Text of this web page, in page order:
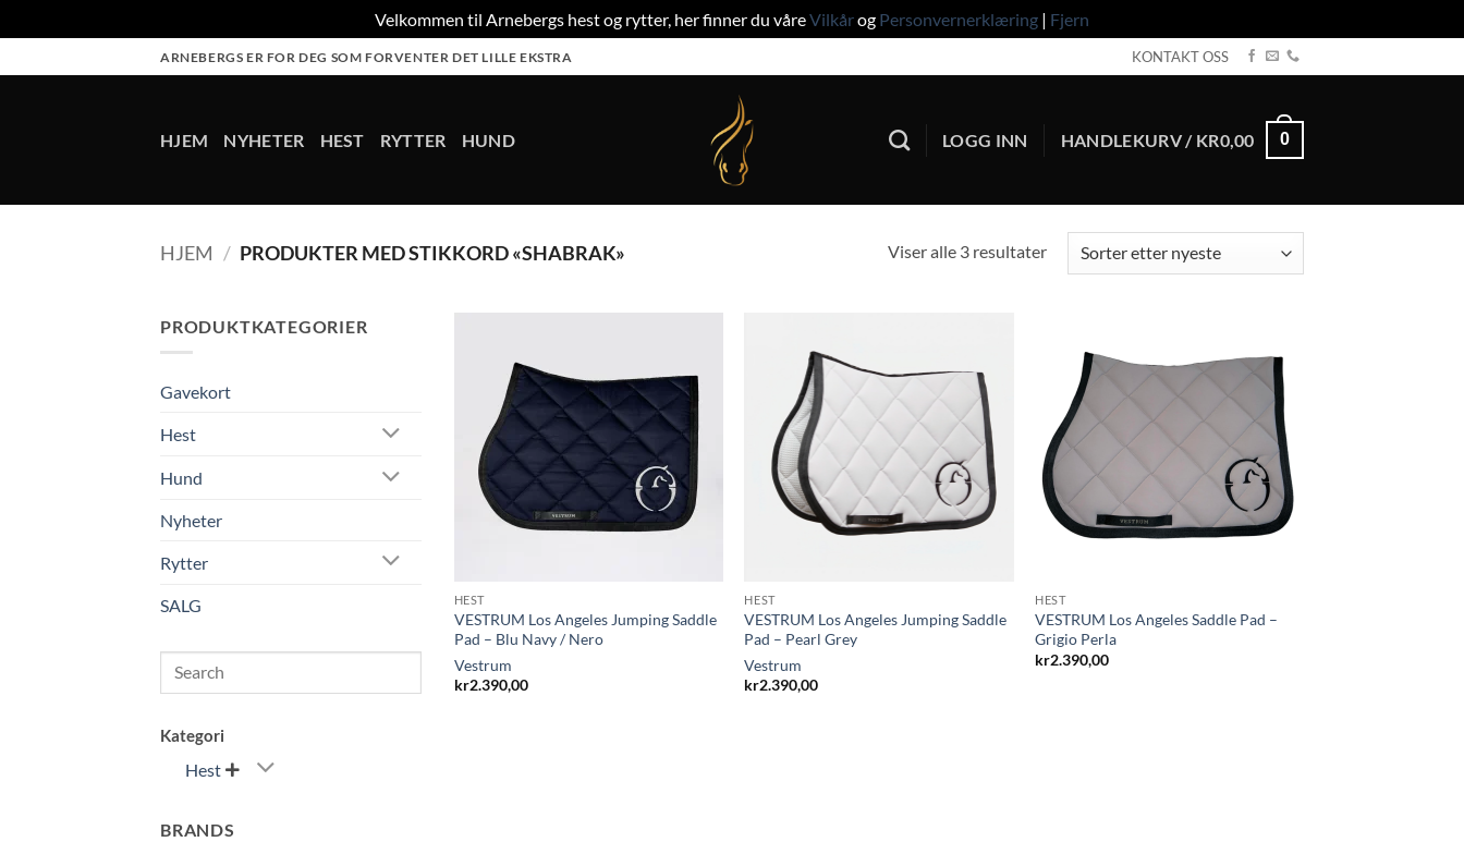
Velkommen til Arnebergs hest og rytter, her finner du våreVilkårog Personvernerklæring | Fjern
to
ARNEBERGS ER FOR DEG SOM FORVENTER DET LILLE EKSTRA KONTAKT OSS
HJEM NYHETER HEST RYTTER HUND LOGG INN HANDLEKURV / KR0,00 0
HJEM / PRODUKTER MED STIKKORD «SHABRAK» Viser alle 3 resultaterSortert
etter
PRODUKTKATEGORIER
Gavekort
Hest
Hund
Nyheter
Rytter
SALG
Search
Kategori
Hest 
BRANDS
HEST
VESTRUM Los Angeles Jumping Saddle
Pad – Blu Navy / Nero
Vestrum
kr2.390,00
HEST
VESTRUM Los Angeles Jumping Saddle
Pad – Pearl Grey
Vestrum
kr2.390,00
HEST
VESTRUM Los Angeles Saddle Pad –
Grigio Perla
kr2.390,00